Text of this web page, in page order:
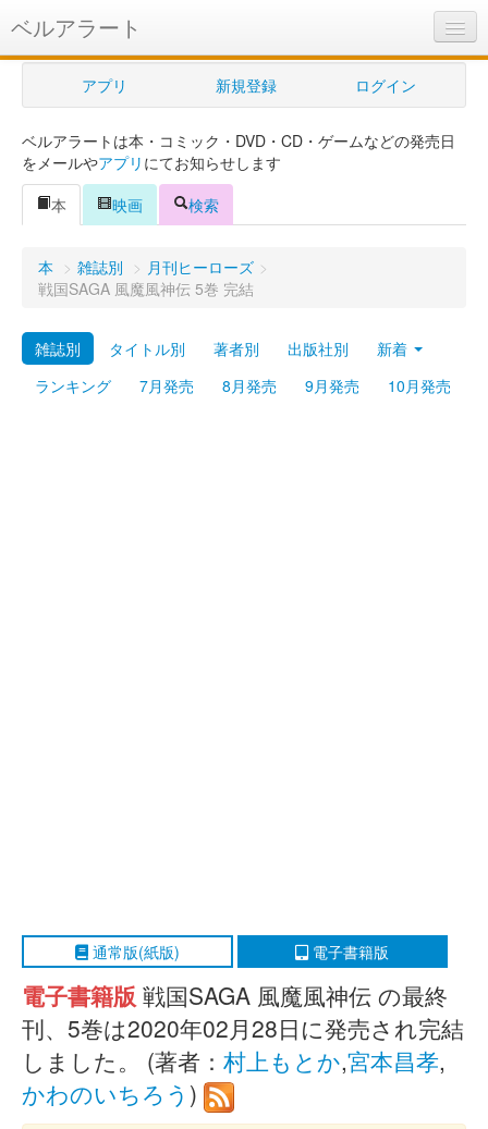
ベルアラート
ベルアラートとは
ヘルプ
新規登録
ログイン
購入管理
Myシェルフ
プレミアム
アプリ 新規登録 ログイン
ベルアラートは本・コミック・DVD・CD・ゲームなどの発売日
をメールやアプリ にてお知らせします
本
映画 検索
本 > 雑誌別 > 月刊ヒーローズ >
戦国SAGA 風魔風神伝 5巻 完結
雑誌別 タイトル別 著者別 出版社別
新着
ランキング
7月発売 8月発売 9月発売 10月発売
通常版(紙版) 電子書籍版
電子書籍版 戦国SAGA 風魔風神伝 の最終
刊、5巻は2020年02月28日に発売され完結
しました。 (著者： 村上もとか,宮本昌孝,
かわのいちろう )